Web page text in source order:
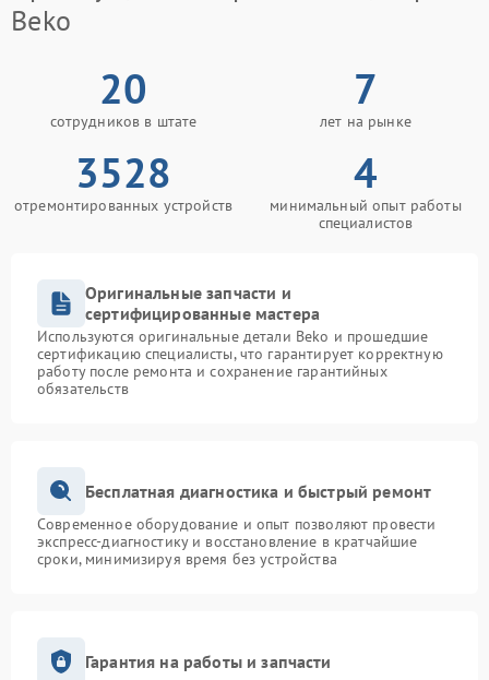
креплений, кнопок)
температуры
фильтра
1200 рублей
Замена прессостата 1550 рублей
1550 рублей
электропроводки
1250 рублей
Ремонт или замена
патрубка
1250 рублей
Замена щёток
Замена ТЭН 1200 рублей
Beko
20
сотрудников в штате
7
лет на рынке
3528
отремонтированных устройств
4
минимальный опыт работы
специалистов
Оригинальные запчасти и
сертифицированные мастера
Используются оригинальные детали Beko и прошедшие
сертификацию специалисты, что гарантирует корректную
работу после ремонта и сохранение гарантийных
обязательств
Бесплатная диагностика и быстрый ремонт
Современное оборудование и опыт позволяют провести
экспресс-диагностику и восстановление в кратчайшие
сроки, минимизируя время без устройства
Гарантия на работы и запчасти